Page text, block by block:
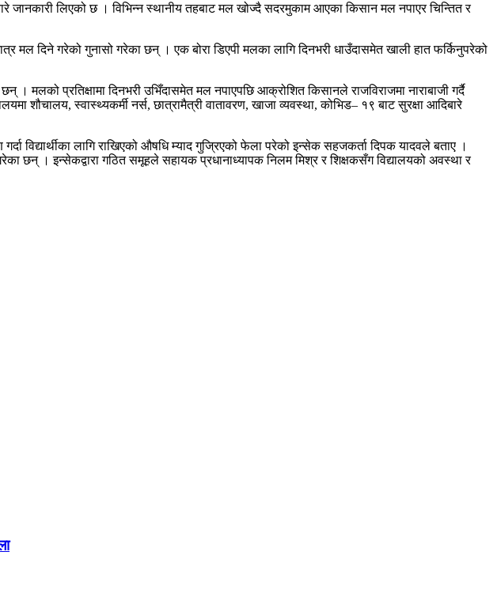
जानकारी लिएको छ । विभिन्न स्थानीय तहबाट मल खोज्दै सदरमुकाम आएका किसान मल नपाएर चिन्तित र
दिने गरेको गुनासो गरेका छन् । एक बोरा डिएपी मलका लागि दिनभरी धाउँदासमेत खाली हात फर्किनुपरेको
मलको प्रतिक्षामा दिनभरी उभिँदासमेत मल नपाएपछि आक्रोशित किसानले राजविराजमा नाराबाजी गर्दै
शौचालय, स्वास्थ्यकर्मी नर्स, छात्रामैत्री वातावरण, खाजा व्यवस्था, कोभिड– १९ बाट सुरक्षा आदिबारे
विद्यार्थीका लागि राखिएको औषधि म्याद गुज्रिएको फेला परेको इन्सेक सहजकर्ता दिपक यादवले बताए ।
छन् । इन्सेकद्वारा गठित समूहले सहायक प्रधानाध्यापक निलम मिश्र र शिक्षकसँग विद्यालयको अवस्था र